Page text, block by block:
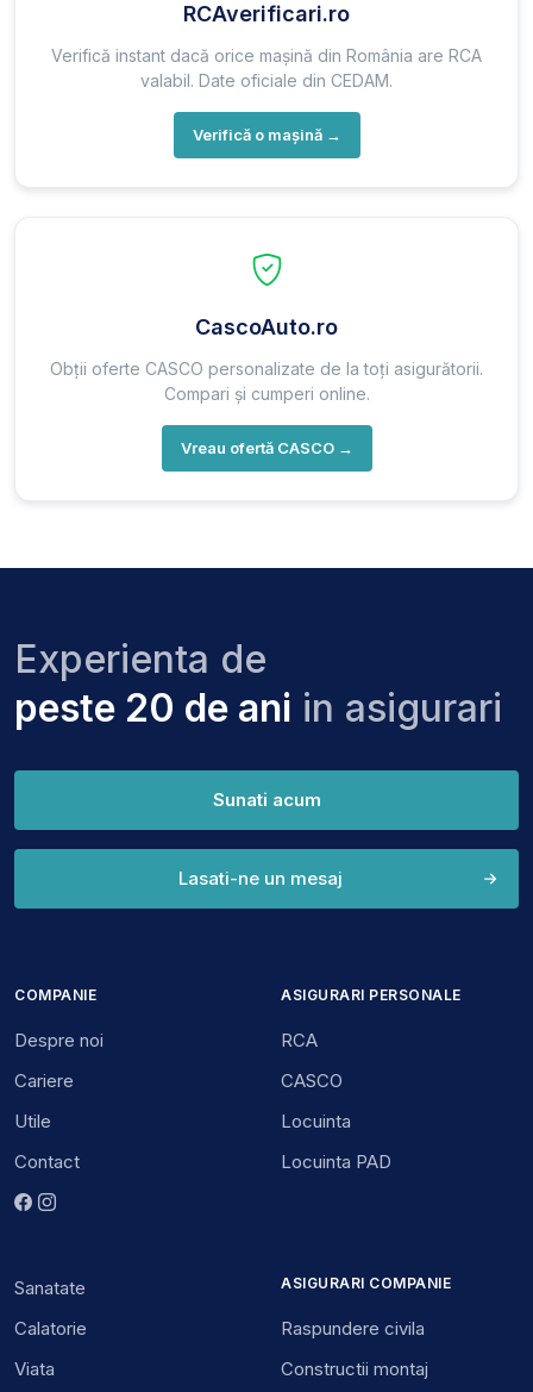
RCAverificari.ro
Verifică instant dacă orice mașină din România are RCA
valabil. Date oficiale din CEDAM.
Verifică o mașină →
CascoAuto.ro
Obții oferte CASCO personalizate de la toți asigurătorii.
Compari și cumperi online.
Vreau ofertă CASCO →
Experienta de
peste 20 de ani in asigurari
Sunati acum
Lasati-ne un mesaj
COMPANIE
Despre noi
Cariere
Utile
Contact
ASIGURARI PERSONALE
RCA
CASCO
Locuinta
Locuinta PAD
Sanatate
Calatorie
Viata
ASIGURARI COMPANIE
Raspundere civila
Constructii montaj